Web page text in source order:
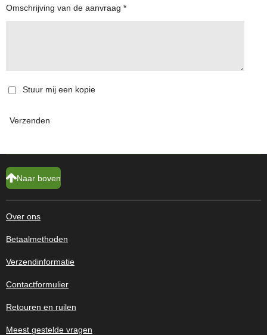
Omschrijving van de aanvraag *
Stuur mij een kopie
Verzenden
Naar boven
Over ons
Betaalmethoden
Verzendinformatie
Contactformulier
Retouren en ruilen
Meest gestelde vragen